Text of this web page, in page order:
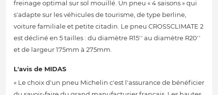
freinage optimal sur sol mouillé. Un pneu « 4 saisons » qui
s'adapte sur les véhicules de tourisme, de type berline,
voiture familiale et petite citadin. Le pneu CROSSCLIMATE 2
est décliné en 5 tailles : du diamètre R15'' au diamètre R20''
et de largeur 175mm à 275mm.
L'avis de MIDAS
« Le choix d'un pneu Michelin c'est l'assurance de bénéficier